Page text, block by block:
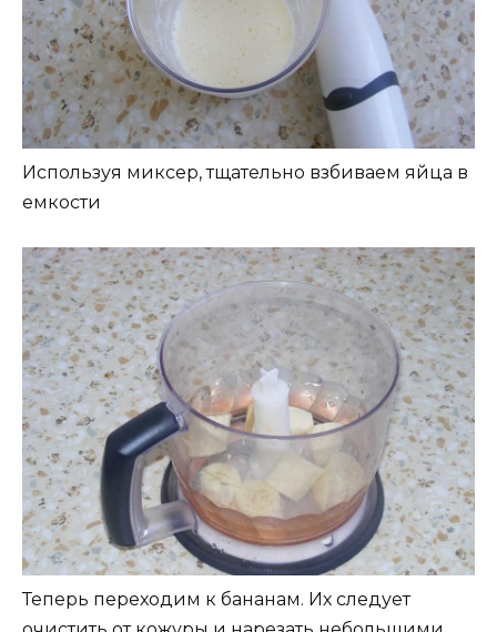
Используя миксер, тщательно взбиваем яйца в
емкости
Теперь переходим к бананам. Их следует